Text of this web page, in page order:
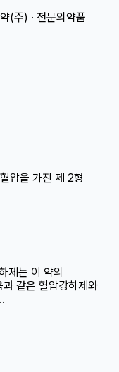
(주) · 전문의약품
압을 가진 제 2형
제는 이 약의
같은 혈압강하제와